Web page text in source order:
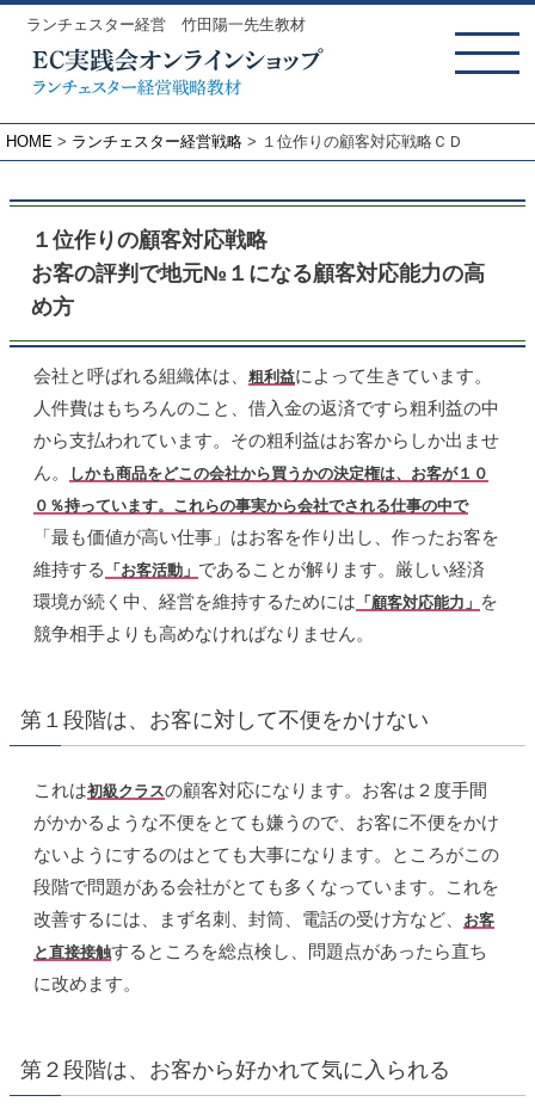
ランチェスター経営 竹田陽一先生教材
HOME ランチェスター経営戦略 １位作りの顧客対応戦略ＣＤ
１位作りの顧客対応戦略
お客の評判で地元№１になる顧客対応能力の高
め方
会社と呼ばれる組織体は、 粗利益によって生きています。
人件費はもちろんのこと、借入金の返済ですら粗利益の中
から支払われています。その粗利益はお客からしか出ませ
ん。
しかも商品をどこの会社から買うかの決定権は、お客が１０
０％持っています。これらの事実から会社でされる仕事の中で
「最も価値が高い仕事」はお客を作り出し、作ったお客を
維持する 「お客活動」 であることが解ります。厳しい経済
環境が続く中、経営を維持するためには 「顧客対応能力」 を
競争相手よりも高めなければなりません。
第１段階は、お客に対して不便をかけない
これは初級クラスの顧客対応になります。お客は２度手間
がかかるような不便をとても嫌うので、お客に不便をかけ
ないようにするのはとても大事になります。ところがこの
段階で問題がある会社がとても多くなっています。これを
改善するには、まず名刺、封筒、電話の受け方など、
お客
と直接接触するところを総点検し、問題点があったら直ち
に改めます。
第２段階は、お客から好かれて気に入られる